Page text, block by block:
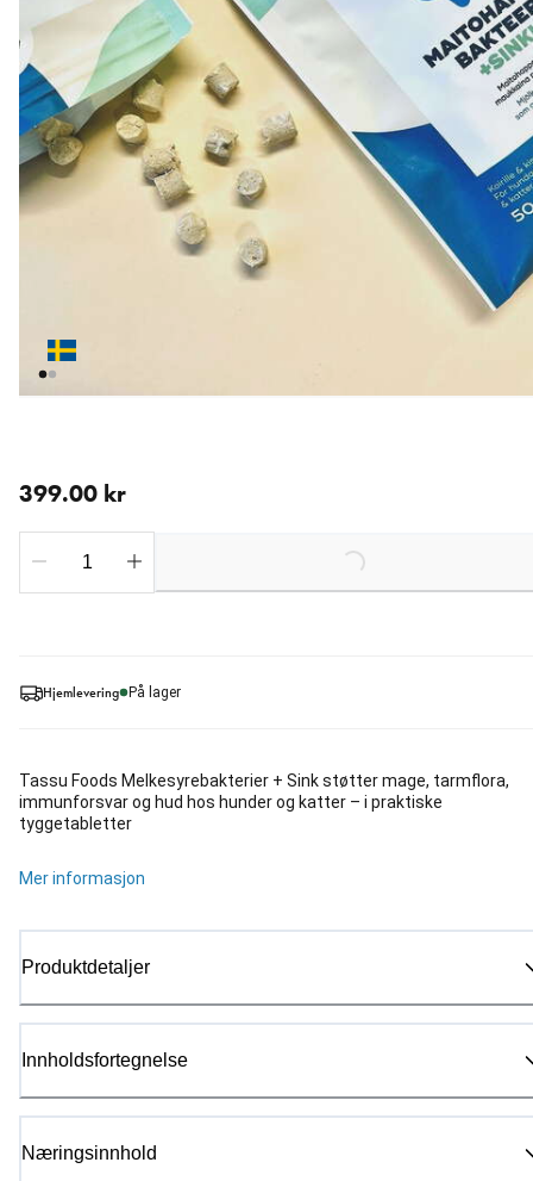
Hjemlevering På lager
Tassu Foods Melkesyrebakterier + Sink støtter mage, tarmflora,
immunforsvar og hud hos hunder og katter – i praktiske
tyggetabletter
Mer informasjon
Produktdetaljer
Innholdsfortegnelse
Næringsinnhold
399.00 kr
Loading...